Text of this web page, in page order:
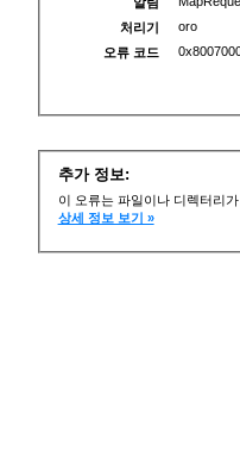
처리기
oro
오류 코드
추가 정보:
이 오류는 파일이나 디렉터리
상세 정보 보기 »